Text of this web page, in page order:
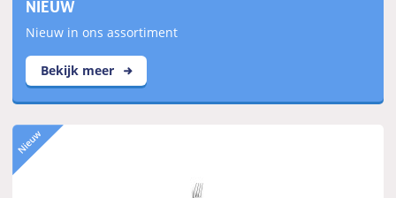
Nieuw in ons assortiment
Bekijk meer